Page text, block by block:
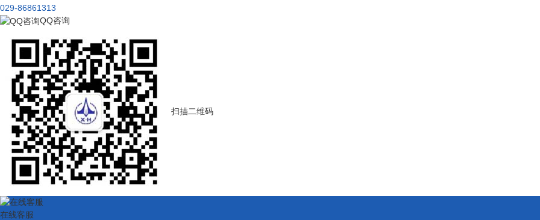
029-86861313
QQ咨询
扫描二维码
在线客服